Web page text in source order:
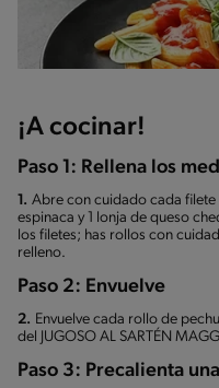
¡A cocinar!
Paso 1: Rellena los
1. Abre con cuidado cada
espinaca y 1 lonja de queso
los filetes; has rollos con
relleno.
Paso 2: Envuelve
2. Envuelve cada rollo de
del JUGOSO AL SARTÉN
Paso 3: Precalienta